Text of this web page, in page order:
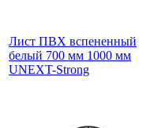
Лист ПВХ вспененный
белый 700 мм 1000 мм
UNEXT-Strong